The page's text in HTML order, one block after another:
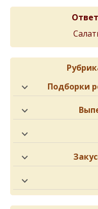
Подборки